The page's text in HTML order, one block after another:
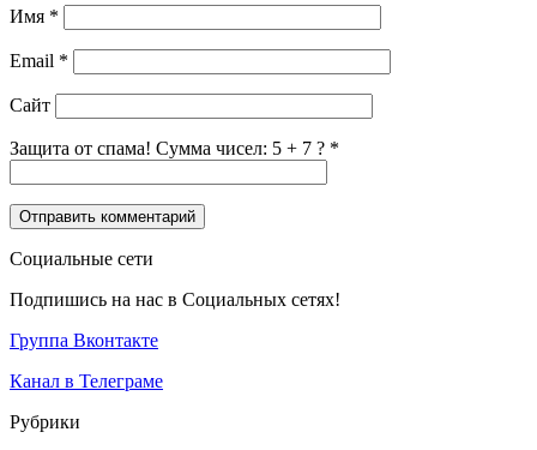
Имя *
Email *
Сайт
Защита от спама! Сумма чисел: 5 + 7 ? *
Социальные сети
Подпишись на нас в Социальных сетях!
Группа Вконтакте
Канал в Телеграме
Рубрики